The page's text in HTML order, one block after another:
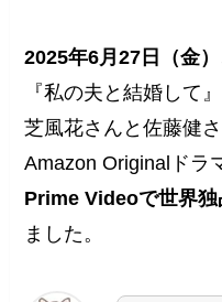
2025年6月27日（金）
『私の夫と結婚して
芝風花さんと佐藤健
Amazon Originalドラ
Prime Videoで世界独
ました。